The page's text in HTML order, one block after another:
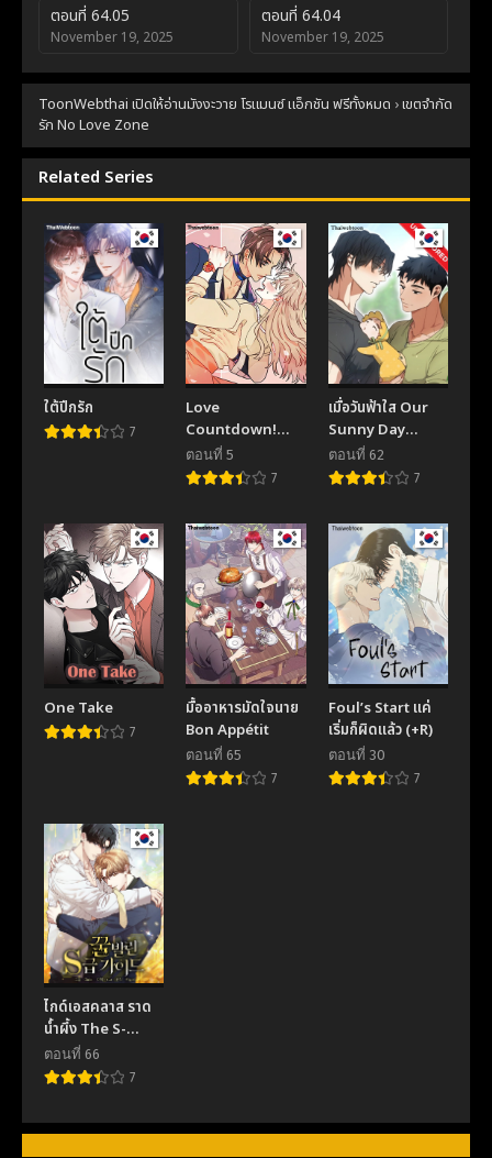
ตอนที่ 64.05
November 19, 2025
ตอนที่ 64.04
November 19, 2025
ตอนที่ 64.03
November 19, 2025
ตอนที่ 64.02
November 19, 2025
ตอนที่ 64.1
November 19, 2025
ตอนที่ 64.01
ตอนที่ 63
November 19, 2025
ตอนที่ 62
November 19, 2025
ตอนที่ 61
November 19, 2025
ตอนที่ 60.5
November 19, 2025
ตอนที่ 60
November 19, 2025
ตอนที่ 59
November 19, 2025
ตอนที่ 58
November 19, 2025
ตอนที่ 57
November 19, 2025
ตอนที่ 55
ตอนที่ 54
November 19, 2025
ตอนที่ 53
November 19, 2025
ตอนที่ 52
November 19, 2025
ตอนที่ 51
November 19, 2025
ตอนที่ 50
November 19, 2025
ตอนที่ 49
November 19, 2025
November 19, 2025
ตอนที่ 46
November 19, 2025
ตอนที่ 44
November 19, 2025
ตอนที่ 42
November 18, 2025
ตอนที่ 40
November 18, 2025
ตอนที่ 38
ToonWebthai เปิดให้อ่านมังงะวาย โรแมนซ์ แอ็กชัน ฟรีทั้งหมด ›เขตจำกัด
รัก No Love Zone
Related Series
ใต้ปีกรัก
7
Love
Countdown!
(GL)
ตอนที่ 5
7
เมื่อวันฟ้าใส Our
Sunny Day
(Uncensor.ver)
ตอนที่ 62
7
One Take
7
มื้ออาหารมัดใจนาย
Bon Appétit
ตอนที่ 65
7
Foul’s Start แค่
เริ่มก็ผิดแล้ว (+R)
ตอนที่ 30
7
ไกด์เอสคลาส ราด
น้ำผึ้ง The S-
Class Guide as
Sweet as Honey
ตอนที่ 66
7